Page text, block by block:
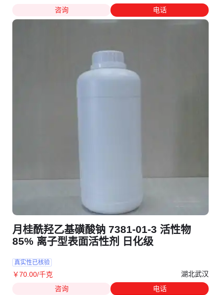
咨询
电话
月桂酰羟乙基磺酸钠 7381-01-3 活性物
85% 离子型表面活性剂 日化级
真实性已核验
￥70 .00/千克
湖北武汉
咨询
电话